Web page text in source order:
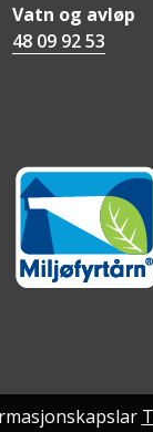
Vatn og avløp
48 09 92 53